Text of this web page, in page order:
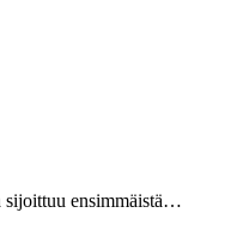
sijoittuu ensimmäistä…